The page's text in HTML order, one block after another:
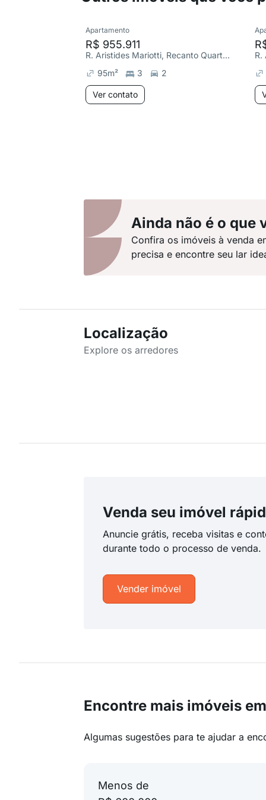
Apartamento
R$ 955.911
R. Aristides Mariotti, Recanto Quarto Centenário
95m² 3 2
Ver contato
Ainda não é o que
Confira os imóveis à venda
precisa e encontre seu lar
Localização
Explore os arredores
Venda seu imóvel
Anuncie grátis, receba visitas e
durante todo o processo de venda.
Vender imóvel
Encontre mais imóveis
Algumas sugestões para te ajudar a
Menos de